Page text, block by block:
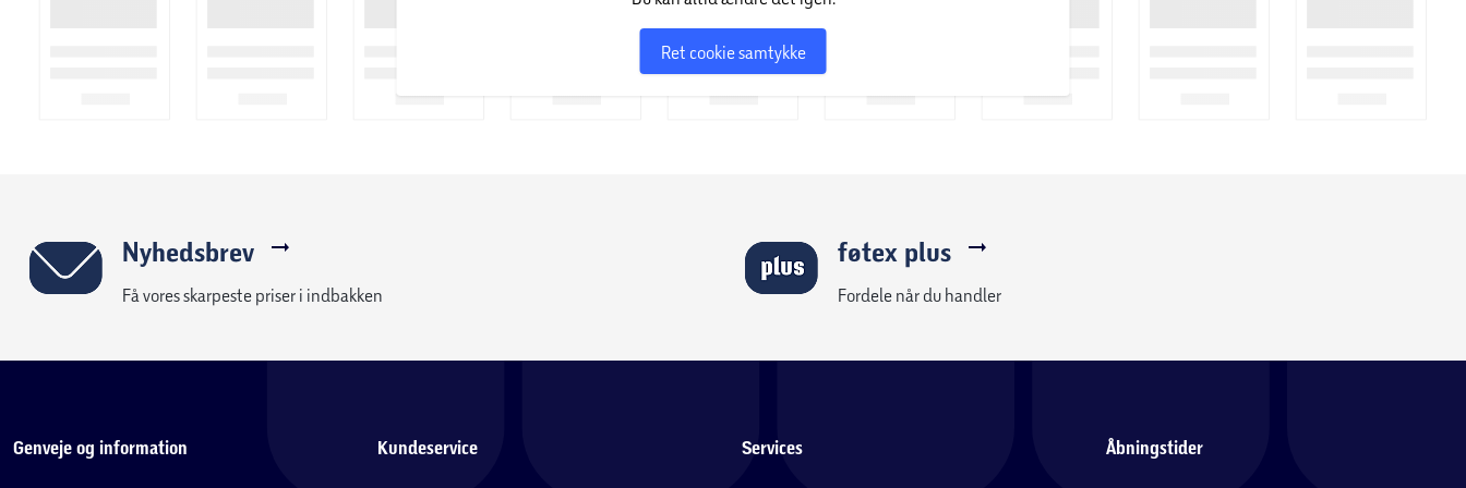
Ret cookie samtykke
Nyhedsbrev
Få vores skarpeste priser i indbakken
føtex plus
Fordele når du handler
Genveje og information Kundeservice Services Åbningstider